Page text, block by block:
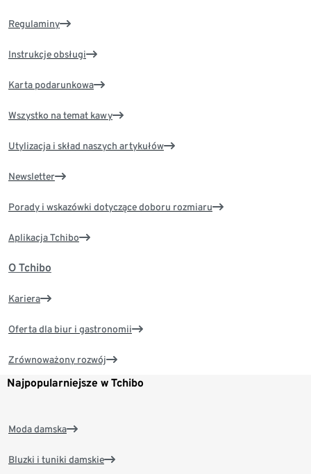
Regulaminy
Instrukcje obsługi
Karta podarunkowa
Wszystko na temat kawy
Utylizacja i skład naszych artykułów
Newsletter
Porady i wskazówki dotyczące doboru rozmiaru
Aplikacja Tchibo
O Tchibo
Kariera
Oferta dla biur i gastronomii
Zrównoważony rozwój
Najpopularniejsze w Tchibo
Moda damska
Bluzki i tuniki damskie